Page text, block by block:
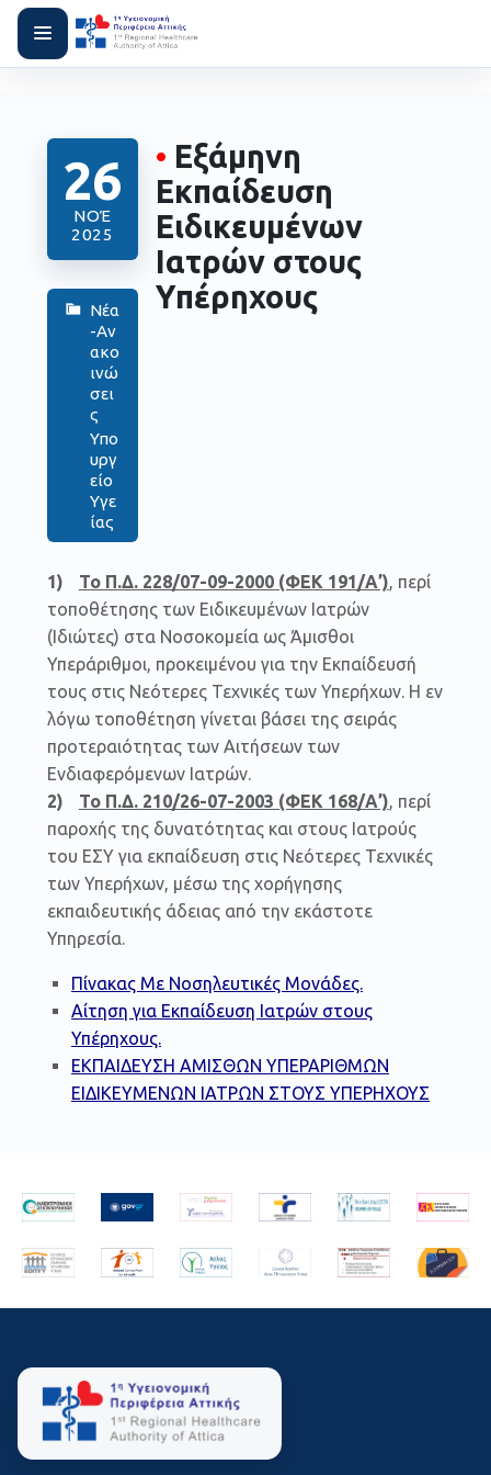
26
ΝΟΈ
2025
Νέα
-Αν
ακο
ινώ
σει
ς
Υπο
υργ
είο
Υγε
ίας
• Εξάμηνη
Εκπαίδευση
Ειδικευμένων
Ιατρών στους
Υπέρηχους
Το Π.Δ. 228/07-09-2000 (ΦΕΚ 191/Α’) , περί
τοποθέτησης των Ειδικευμένων Ιατρών
(Ιδιώτες) στα Νοσοκομεία ως Άμισθοι
Υπεράριθμοι, προκειμένου για την Εκπαίδευσή
τους στις Νεότερες Τεχνικές των Υπερήχων. Η εν
λόγω τοποθέτηση γίνεται βάσει της σειράς
προτεραιότητας των Αιτήσεων των
Ενδιαφερόμενων Ιατρών.
Το Π.Δ. 210/26-07-2003 (ΦΕΚ 168/Α’) , περί
παροχής της δυνατότητας και στους Ιατρούς
του ΕΣΥ για εκπαίδευση στις Νεότερες Τεχνικές
των Υπερήχων, μέσω της χορήγησης
εκπαιδευτικής άδειας από την εκάστοτε
Υπηρεσία.
Πίνακας Με Νοσηλευτικές Μονάδες.
Αίτηση για Εκπαίδευση Ιατρών στους
Υπέρηχους.
ΕΚΠΑΙΔΕΥΣΗ ΑΜΙΣΘΩΝ ΥΠΕΡΑΡΙΘΜΩΝ
ΕΙΔΙΚΕΥΜΕΝΩΝ ΙΑΤΡΩΝ ΣΤΟΥΣ ΥΠΕΡΗΧΟΥΣ